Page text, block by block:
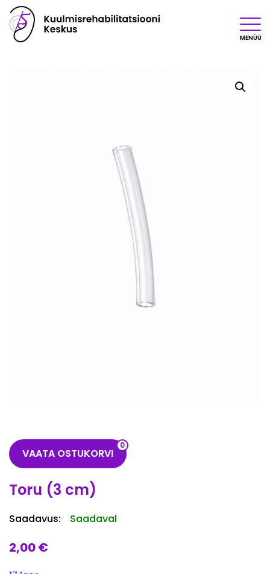
MENÜÜ
VAATA OSTUKORVI
0
Toru (3 cm)
Saadavus: Saadaval
2,00€